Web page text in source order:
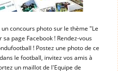
concours photo sur le thème "Le
page Facebook ! Rendez-vous
! Postez une photo de ce
le football, invitez vos amis à
un maillot de l'Equipe de